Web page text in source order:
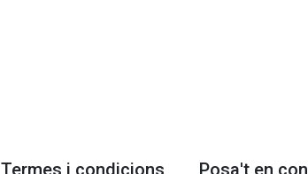
Termes i condicions Posa't en